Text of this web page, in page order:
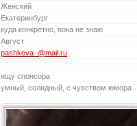
Женский
Екатеринбург
куда конкретно, пока не знаю
Август
pashkova_@mail.ru
ищу спонсора
умный, солидный, с чувством юмора